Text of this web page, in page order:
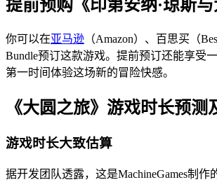
提前预购《印第安纳·琼斯与
你可以在亚马逊 （Amazon）、百思买（
Bundle预订这款游戏。提前预订还能享受
第一时间体验这场新的冒险快感。
《大圆之旅》游戏时长预测
游戏时长大致估算
据开发团队透露，这是MachineGames制作